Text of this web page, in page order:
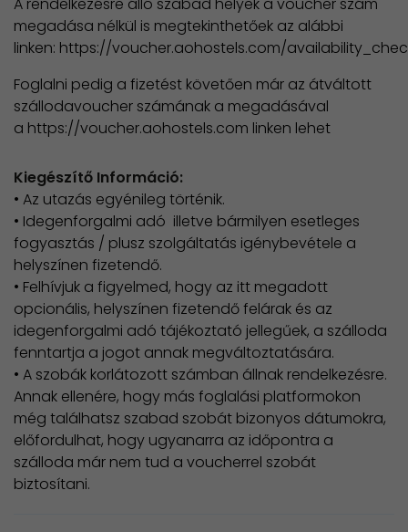
A rendelkezésre álló szabad helyek a voucher szám
megadása nélkül is megtekinthetőek az alábbi
linken: https://voucher.aohostels.com/
Foglalni pedig a fizetést követően már az átváltott
szállodavoucher számának a megadásával
a https://voucher.aohostels.com linken lehet
Kiegészítő Információ:
• Az utazás egyénileg történik.
• Idegenforgalmi adó illetve bármilyen esetleges
fogyasztás / plusz szolgáltatás igénybevétele a
helyszínen fizetendő.
• Felhívjuk a figyelmed, hogy az itt megadott
opcionális, helyszínen fizetendő felárak és az
idegenforgalmi adó tájékoztató jellegűek, a szálloda
fenntartja a jogot annak megváltoztatására.
• A szobák korlátozott számban állnak rendelkezésre.
Annak ellenére, hogy más foglalási platformokon
még találhatsz szabad szobát bizonyos dátumokra,
előfordulhat, hogy ugyanarra az időpontra a
szálloda már nem tud a voucherrel szobát
biztosítani.